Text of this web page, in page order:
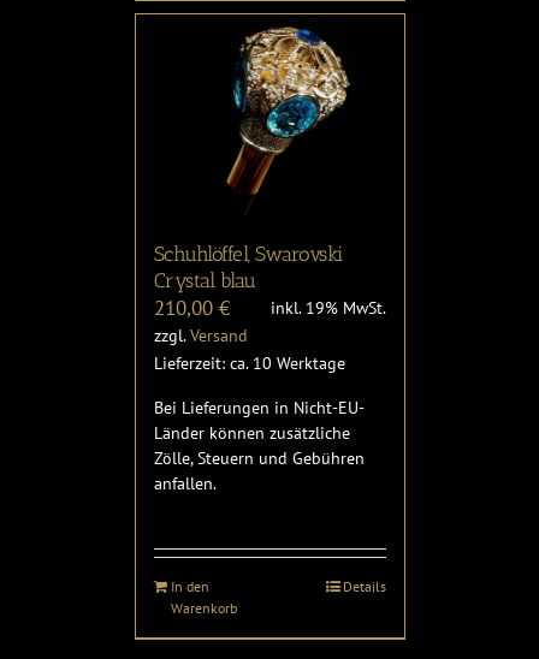
Schuhlöffel, Swarovski
Crystal blau
210,00 €
inkl. 19% MwSt.
zzgl.Versand
Lieferzeit: ca. 10 Werktage
Bei Lieferungen in Nicht-EU-
Länder können zusätzliche
Zölle, Steuern und Gebühren
anfallen.
In den
Warenkorb
Details